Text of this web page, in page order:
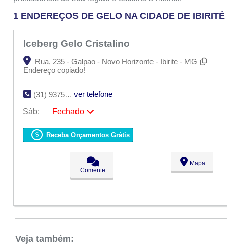
1 ENDEREÇOS DE GELO NA CIDADE DE IBIRITÉ
Iceberg Gelo Cristalino
Rua, 235 - Galpao - Novo Horizonte - Ibirite - MG
Endereço copiado!
(31) 9375-4812
ver telefone
Sáb:
Fechado
Ter:
09:00 - 18:00
Qua:
09:00 - 18:00
09:00 - 18:00
Fechado
Fechado
Receba Orçamentos Grátis
Comente
Mapa
Veja também: